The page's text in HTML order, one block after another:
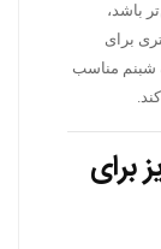
باشد،
برای
شبنم مناسب
برای